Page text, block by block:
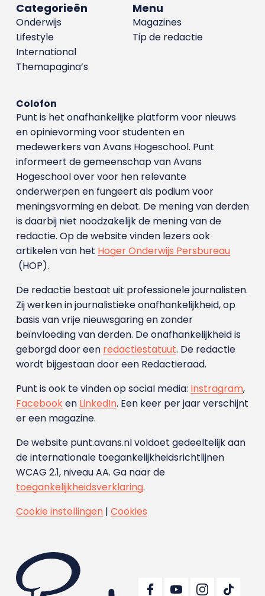
Menu
Magazines
Tip de redactie
Categorieën
Onderwijs
Lifestyle
International
Themapagina’s
Colofon
Punt is het onafhankelijke platform voor nieuws
en opinievorming voor studenten en
medewerkers van Avans Hoge­school. Punt
informeert de gemeenschap van Avans
Hogeschool over voor hen relevante
onderwerpen en fungeert als podium voor
meningsvorming en debat. De mening van derden
is daarbij niet noodzakelijk de mening van de
redactie. Op de website vinden lezers ook
artikelen van het Hoger Onderwijs Persbureau
(HOP).
De redactie bestaat uit professionele journalisten.
Zij werken in journalistieke onafhankelijkheid, op
basis van vrije nieuwsgaring en zonder
beïnvloeding van derden. De onafhankelijkheid is
geborgd door een redactiestatuut. De redactie
wordt bijgestaan door een Redactieraad.
Punt is ook te vinden op social media: Instragram,
Facebooken LinkedIn. Een keer per jaar verschijnt
er een magazine.
De website punt.avans.nl voldoet gedeeltelijk aan
de internationale toegankelijkheidsrichtlijnen
WCAG 2.1, niveau AA. Ga naar de
toegankelijkheidsverklaring.
Cookie instellingen| Cookies